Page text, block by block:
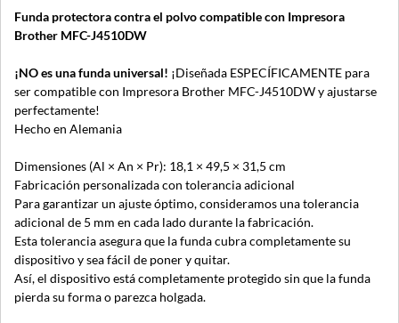
Funda protectora contra el polvo compatible con Impresora
Brother MFC-J4510DW
¡NO es una funda universal! ¡Diseñada ESPECÍFICAMENTE para
ser compatible con Impresora Brother MFC-J4510DW y ajustarse
perfectamente!
Hecho en Alemania
Dimensiones (Al × An × Pr): 18,1 × 49,5 × 31,5 cm
Fabricación personalizada con tolerancia adicional
Para garantizar un ajuste óptimo, consideramos una tolerancia
adicional de 5 mm en cada lado durante la fabricación.
Esta tolerancia asegura que la funda cubra completamente su
dispositivo y sea fácil de poner y quitar.
Así, el dispositivo está completamente protegido sin que la funda
pierda su forma o parezca holgada.